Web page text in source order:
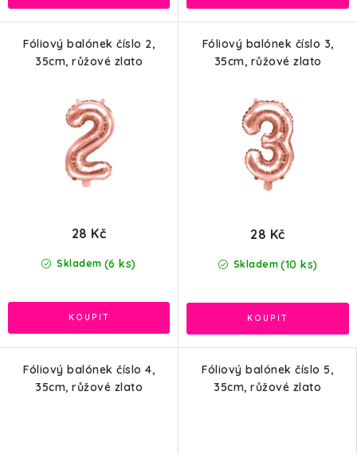
Fóliový balónek číslo 2,
35cm, růžové zlato
Skladem (6 ks)
28 Kč
Fóliový balónek číslo 3,
35cm, růžové zlato
Skladem (10 ks)
28 Kč
Fóliový balónek číslo 4,
35cm, růžové zlato
Fóliový balónek číslo 5,
35cm, růžové zlato